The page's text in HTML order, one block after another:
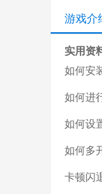
游戏介
实用资
如何安
如何进
如何设
如何多
卡顿闪